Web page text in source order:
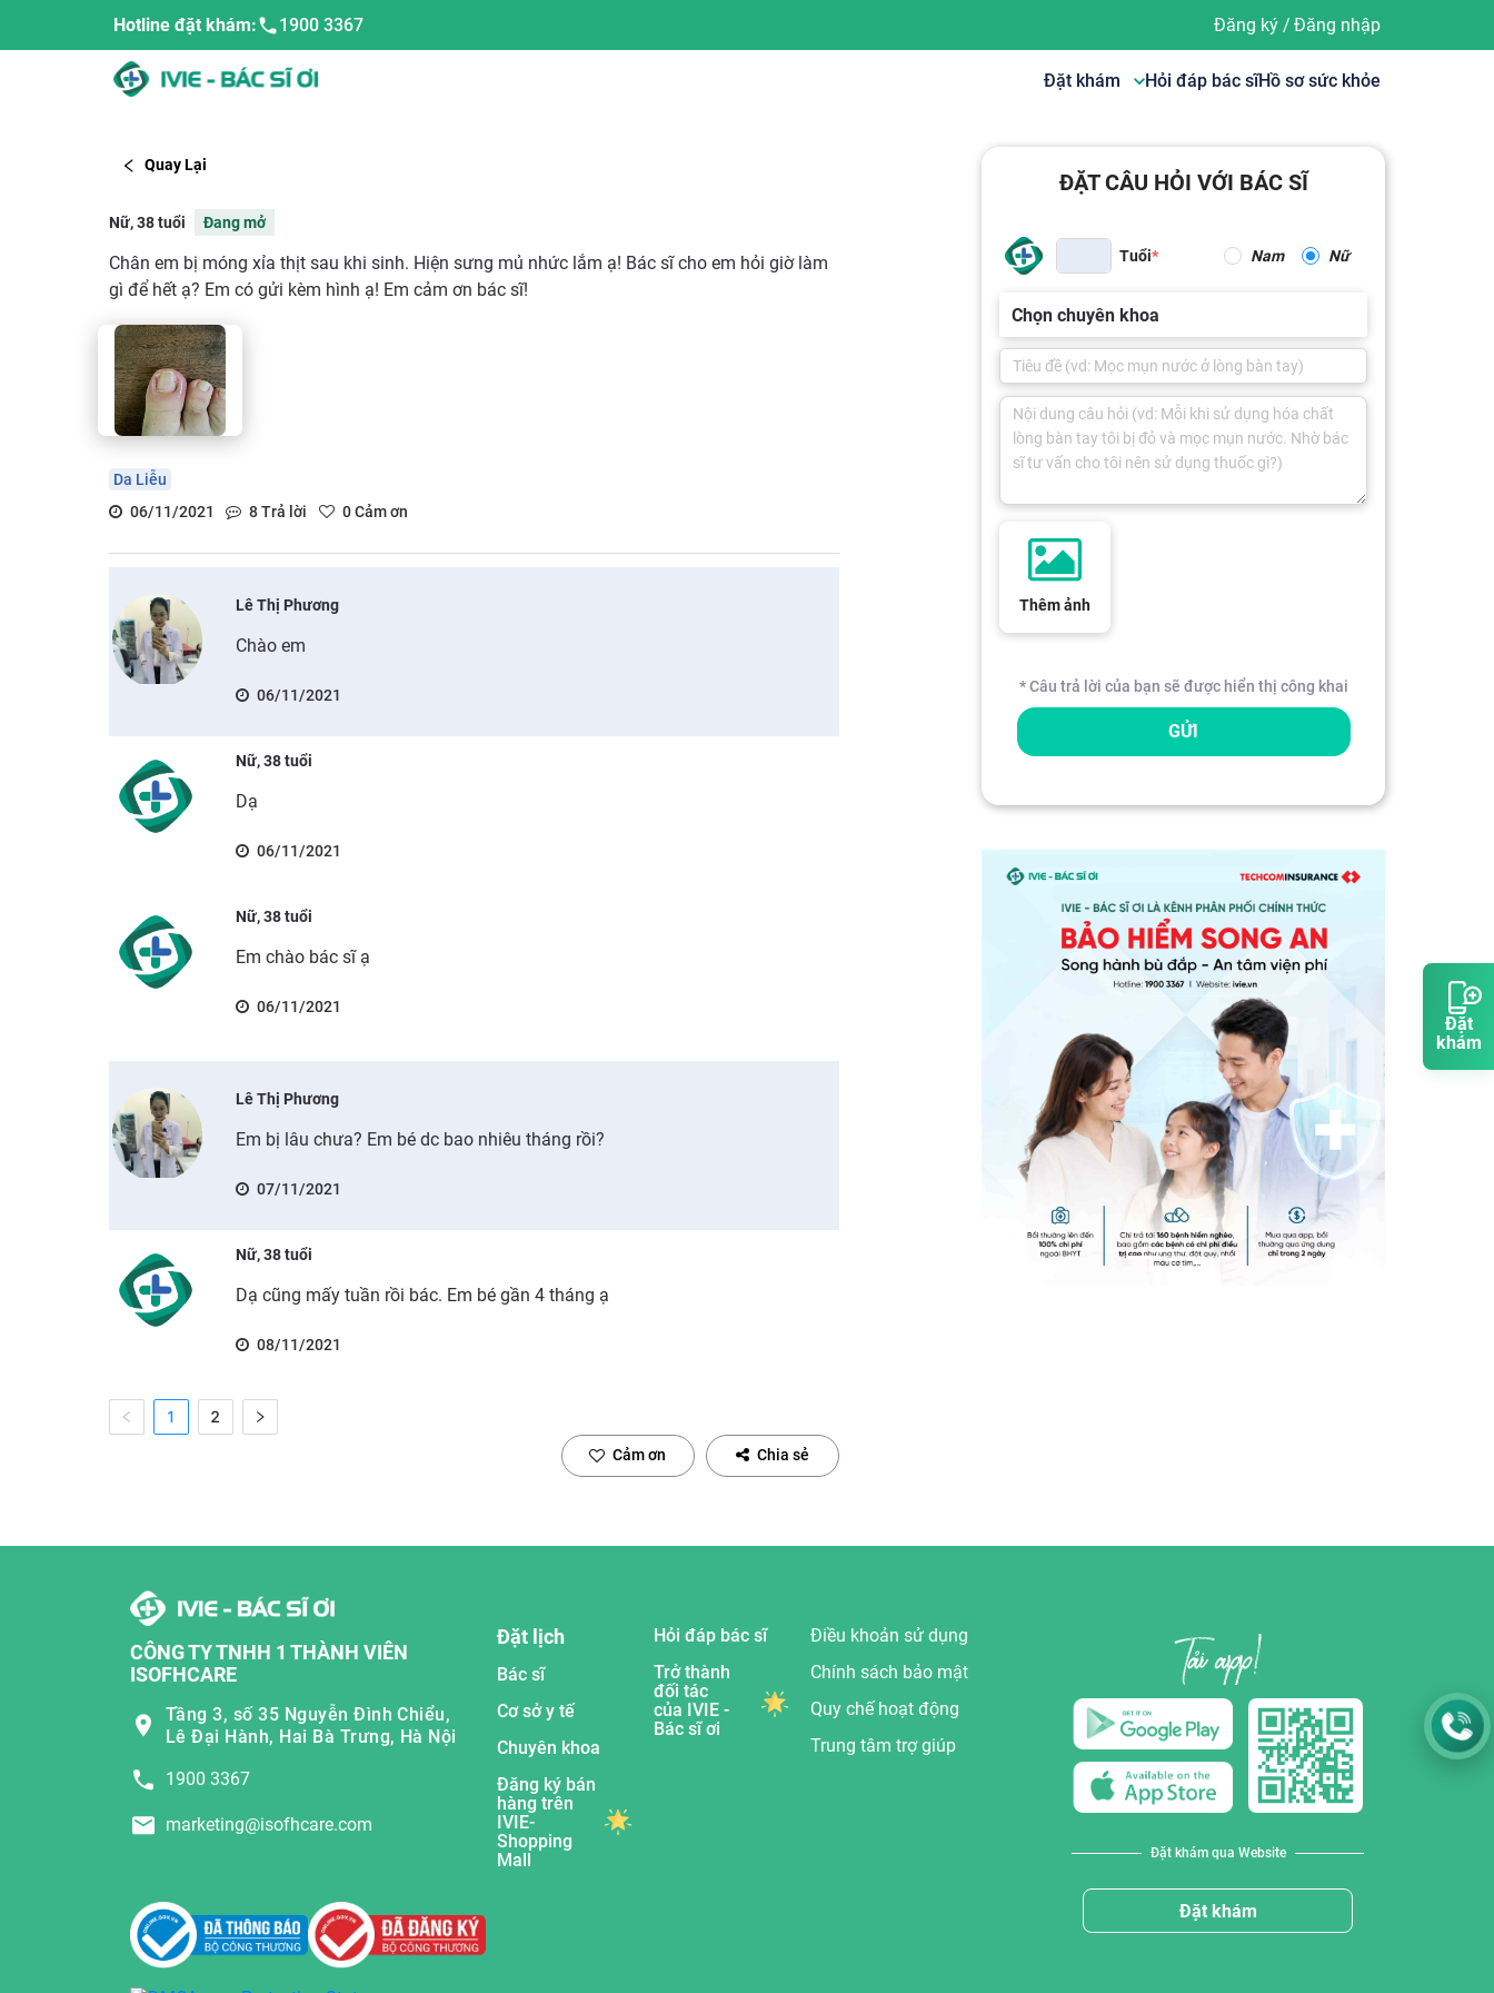
Đặt
khám
Hotline đặt khám: 1900 3367 Đăng ký/ Đăng nhập
Đặt khám Hỏi đáp bác sĩHồ sơ sức khỏe
Quay Lại
Nữ, 38 tuổi Đang mở
Chân em bị móng xỉa thịt sau khi sinh. Hiện sưng mủ nhức lắm ạ! Bác sĩ cho em hỏi giờ làm
gì để hết ạ? Em có gửi kèm hình ạ! Em cảm ơn bác sĩ!
Da Liễu
06/11/2021
8Trả lời 0Cảm ơn
Lê Thị Phương
Chào em
06/11/2021
Nữ, 38 tuổi
Dạ
06/11/2021
Nữ, 38 tuổi
Em chào bác sĩ ạ
06/11/2021
Lê Thị Phương
Em bị lâu chưa? Em bé dc bao nhiêu tháng rồi?
07/11/2021
Nữ, 38 tuổi
Dạ cũng mấy tuần rồi bác. Em bé gần 4 tháng ạ
08/11/2021
1 2
Cảm ơn Chia sẻ
ĐẶT CÂU HỎI VỚI BÁC SĨ
Tuổi Nam Nữ
Chọn chuyên khoa
Thêm ảnh
* Câu trả lời của bạn sẽ được hiển thị công khai
GỬI
CÔNG TY TNHH 1 THÀNH VIÊN
ISOFHCARE
Tầng 3, số 35 Nguyễn Đình Chiểu,
Lê Đại Hành, Hai Bà Trưng, Hà Nội
1900 3367
marketing@isofhcare.com
Đặt lịch
Bác sĩ
Cơ sở y tế
Chuyên khoa
Đăng ký bán
hàng trên
IVIE-
Shopping
Mall
Hỏi đáp bác sĩ
Trở thành
đối tác
của IVIE -
Bác sĩ ơi
Điều khoản sử dụng
Chính sách bảo mật
Quy chế hoạt động
Trung tâm trợ giúp
Đặt khám qua Website
Đặt khám